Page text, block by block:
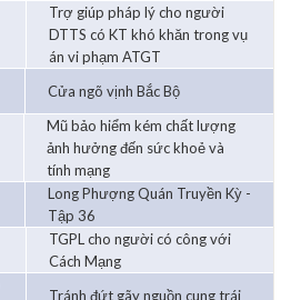
Trợ giúp pháp lý cho người
DTTS có KT khó khăn trong vụ
án vi phạm ATGT
Cửa ngõ vịnh Bắc Bộ
Mũ bảo hiểm kém chất lượng
ảnh hưởng đến sức khoẻ và
tính mạng
Long Phượng Quán Truyền Kỳ -
Tập 36
TGPL cho người có công với
Cách Mạng
Tránh đứt gãy nguồn cung trái